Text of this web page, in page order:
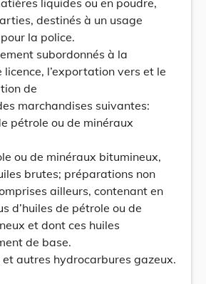
liquides ou en poudre,
destinés à un usage
la police.
subordonnés à la
licence, l’exportation vers et le
de
marchandises suivantes:
pétrole ou de minéraux
ou de minéraux bitumineux,
brutes; préparations non
ailleurs, contenant en
d’huiles de pétrole ou de
et dont ces huiles
de base.
et autres hydrocarbures gazeux.